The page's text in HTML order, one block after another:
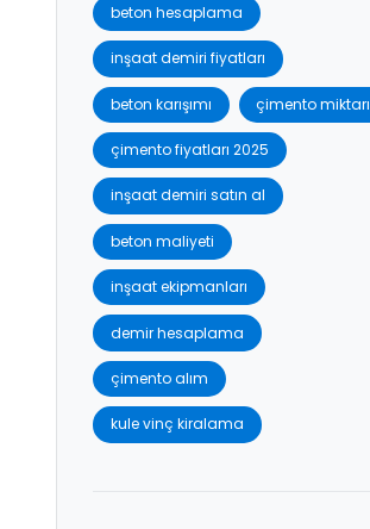
beton hesaplama
inşaat demiri fiyatları
beton karışımı çimento miktarı
çimento fiyatları 2025
inşaat demiri satın al
beton maliyeti
inşaat ekipmanları
demir hesaplama
çimento alım
kule vinç kiralama